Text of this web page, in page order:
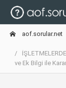
aof.sorular.net
ve Ek Bilgi ile